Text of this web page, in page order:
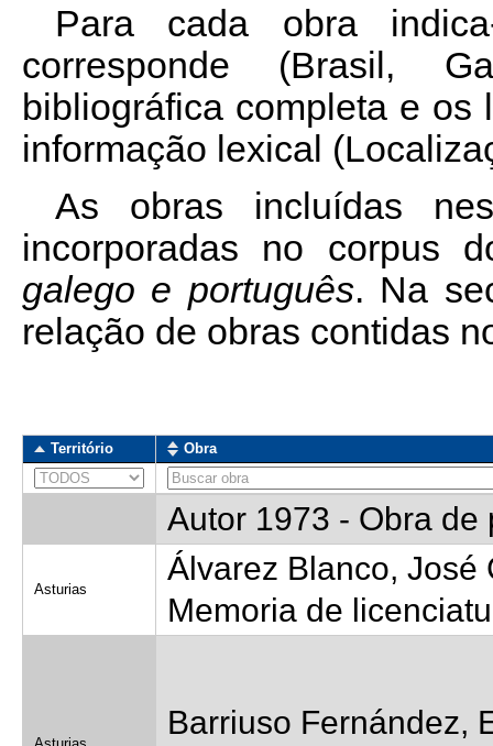
Para cada obra
corresponde (Brasil,
bibliográfica completa e
informação lexical
As obras incluídas
incorporadas no corpus
galego e português. Na
relação de obras contidas
Território Obra
Autor 1973 - Obra de
Asturias
Álvarez Blanco,
Memoria de
Barriuso Fernández,